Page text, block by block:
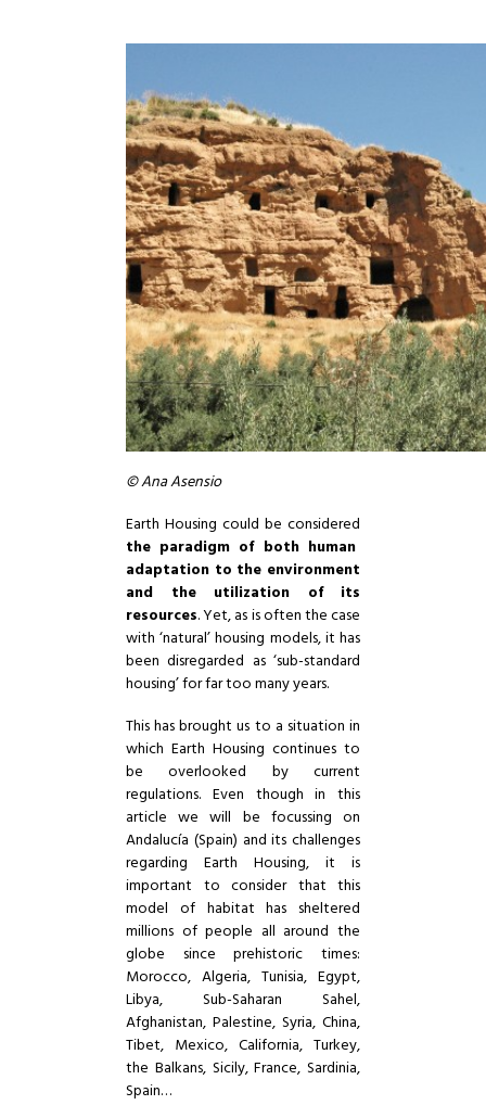
© Ana Asensio
Earth Housing could be considered
the paradigm of both human
adaptation to the environment
and the utilization of its
resources. Yet, as is often the case
with ‘natural’ housing models, it has
been disregarded as ‘sub-standard
housing’ for far too many years.
This has brought us to a situation in
which Earth Housing continues to
be overlooked by current
regulations. Even though in this
article we will be focussing on
Andalucía (Spain) and its challenges
regarding Earth Housing, it is
important to consider that this
model of habitat has sheltered
millions of people all around the
globe since prehistoric times:
Morocco, Algeria, Tunisia, Egypt,
Libya, Sub-Saharan Sahel,
Afghanistan, Palestine, Syria, China,
Tibet, Mexico, California, Turkey,
the Balkans, Sicily, France, Sardinia,
Spain…